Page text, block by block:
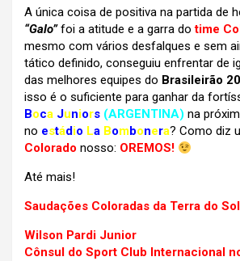
A única coisa de positiva na partida de
“Galo”foi a atitude e a garra do time
mesmo com vários desfalques e sem
tático definido, conseguiu enfrentar de
das melhores equipes do Brasileirão
isso é o suficiente para ganhar da
Boca Juniors (ARGENTINA) na
no estádio La Bombonera? Como diz
Colorado nosso: OREMOS!
Até mais!
Saudações Coloradas da Terra do
Wilson Pardi Junior
Cônsul do Sport Club Internacional